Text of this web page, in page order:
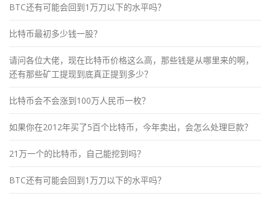
BTC还有可能会回到1万刀以下的水平吗？
比特币最初多少钱一股？
请问各位大佬，现在比特币价格这么高，那些钱是从哪里来的啊，
还有那些矿工提现到底真正提到多少？
比特币会不会涨到100万人民币一枚？
如果你在2012年买了5百个比特币，今年卖出，会怎么处理巨款？
21万一个的比特币，自己能挖到吗？
BTC还有可能会回到1万刀以下的水平吗？